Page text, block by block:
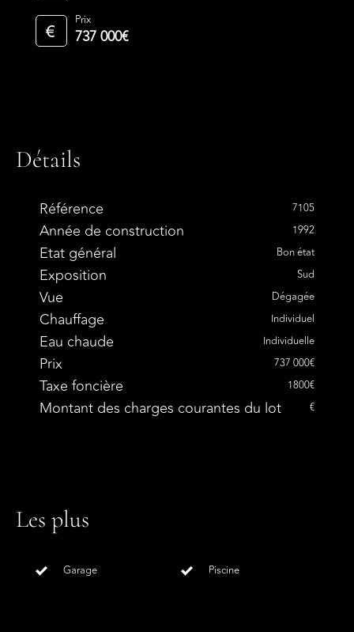
Prix
737 000€
Détails
Référence 7105
Année de construction 1992
Etat général Bon état
Exposition Sud
Vue Dégagée
Chauffage Individuel
Eau chaude Individuelle
Prix 737 000€
Taxe foncière 1800€
Montant des charges courantes du lot €
Les plus
Garage Piscine